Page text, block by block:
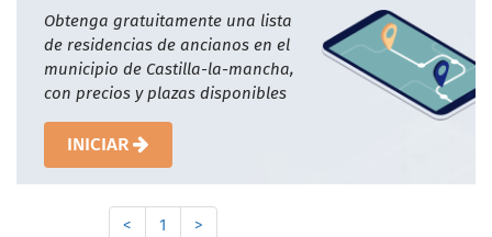
Obtenga gratuitamente una lista
de residencias de ancianos en el
municipio de Castilla-la-mancha,
con precios y plazas disponibles
INICIAR
< 1 >